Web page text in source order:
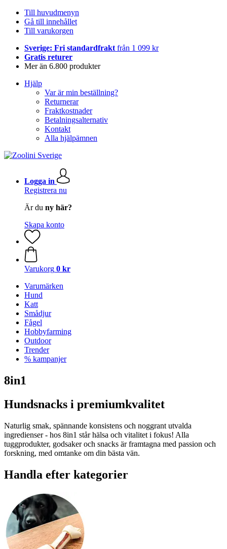
Till huvudmenyn
Gå till innehållet
Till varukorgen
Sverige: Fri standardfrakt från 1 099 kr
Gratis returer
Mer än 6.800 produkter
Hjälp
Var är min beställning?
Returnerar
Fraktkostnader
Betalningsalternativ
Kontakt
Alla hjälpämnen
Logga in
Registrera nu
Är du ny här?
Skapa konto
Varukorg 0 kr
Varumärken
Hund
Katt
Smådjur
Fågel
Hobbyfarming
Outdoor
Trender
% kampanjer
8in1
Hundsnacks i premiumkvalitet
Naturlig smak, spännande konsistens och noggrant utvalda
ingredienser - hos 8in1 står hälsa och vitalitet i fokus! Alla
tuggprodukter, godsaker och snacks är framtagna med passion och
forskning, med omtanke om din bästa vän.
Handla efter kategorier